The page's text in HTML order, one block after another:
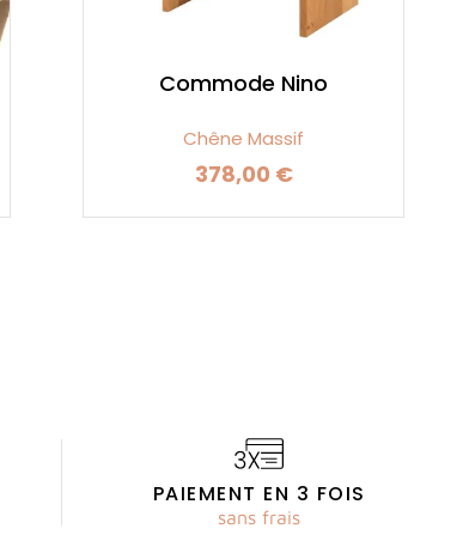
Commode Nino
Chêne Massif
Prix
378,00 €
PAIEMENT EN 3 FOIS
sans frais